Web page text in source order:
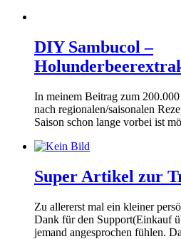
DIY Sambucol –
In meinem Beitrag zum
nach regionalen/saisonalen
Saison schon lange vorbei ist
Super Artikel zur
Zu allererst mal ein kleiner
Dank für den Support(Einkauf
jemand angesprochen fühlen.